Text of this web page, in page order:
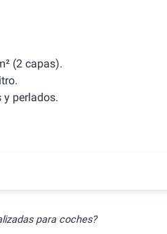
(2 capas).
perlados.
para coches?